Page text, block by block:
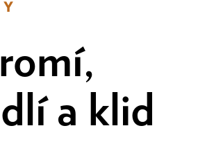
a klid